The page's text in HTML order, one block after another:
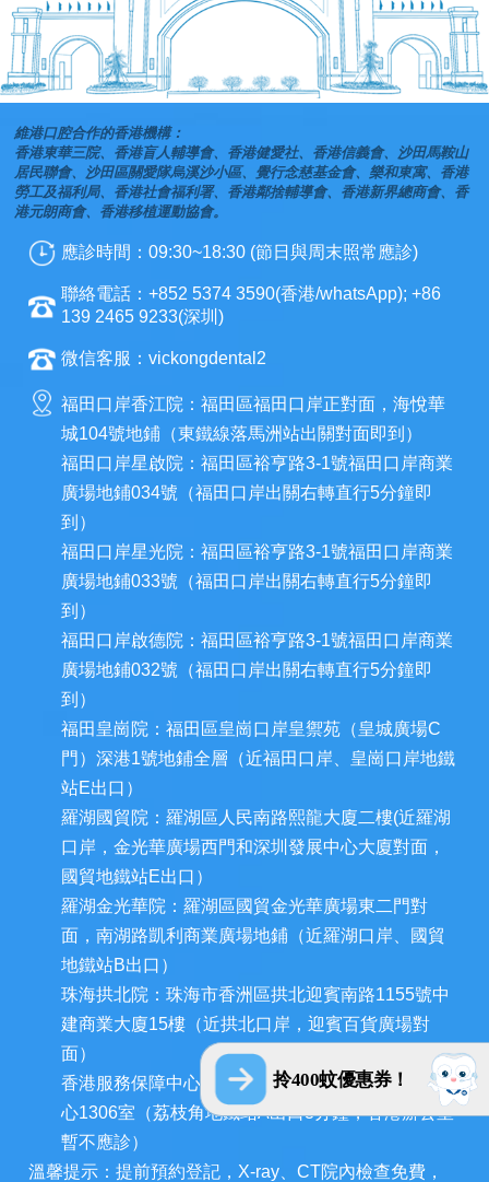
拎400蚊優惠券！
維港口腔合作的香港機構：
香港東華三院、香港盲人輔導會、香港健愛社、香港信義會、沙田馬鞍山
居民聯會、沙田區關愛隊烏溪沙小區、覺行念慈基金會、樂和東寓、香港
勞工及福利局、香港社會福利署、香港鄰捨輔導會、香港新界總商會、香
港元朗商會、香港移植運動協會。
應診時間：09:30~18:30 (節日與周末照常應診)
聯絡電話：+852 5374 3590(香港/whatsApp); +86
139 2465 9233(深圳)
微信客服：vickongdental2
福田口岸香江院：福田區福田口岸正對面，海悅華
城104號地鋪（東鐵線落馬洲站出關對面即到）
福田口岸星啟院：福田區裕亨路3-1號福田口岸商業
廣場地鋪034號（福田口岸出關右轉直行5分鐘即
到）
福田口岸星光院：福田區裕亨路3-1號福田口岸商業
廣場地鋪033號（福田口岸出關右轉直行5分鐘即
到）
福田口岸啟德院：福田區裕亨路3-1號福田口岸商業
廣場地鋪032號（福田口岸出關右轉直行5分鐘即
到）
福田皇崗院：福田區皇崗口岸皇禦苑（皇城廣場C
門）深港1號地鋪全層（近福田口岸、皇崗口岸地鐵
站E出口）
羅湖國貿院：羅湖區人民南路熙龍大廈二樓(近羅湖
口岸，金光華廣場西門和深圳發展中心大廈對面，
國貿地鐵站E出口）
羅湖金光華院：羅湖區國貿金光華廣場東二門對
面，南湖路凱利商業廣場地鋪（近羅湖口岸、國貿
地鐵站B出口）
珠海拱北院：珠海市香洲區拱北迎賓南路1155號中
建商業大廈15樓（近拱北口岸，迎賓百貨廣場對
面）
香港服務保障中心：九龍荔枝角長裕街11號定豐中
心1306室（荔枝角地鐵站A出口3分鐘，香港辦公室
暫不應診）
溫馨提示：提前預約登記，X-ray、CT院內檢查免費，